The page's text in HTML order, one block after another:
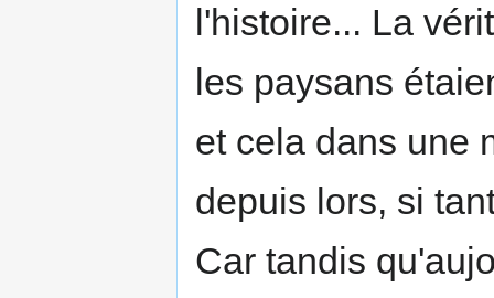
l'histoire... La
les paysans
et cela dans une
depuis lors, si
Car tandis